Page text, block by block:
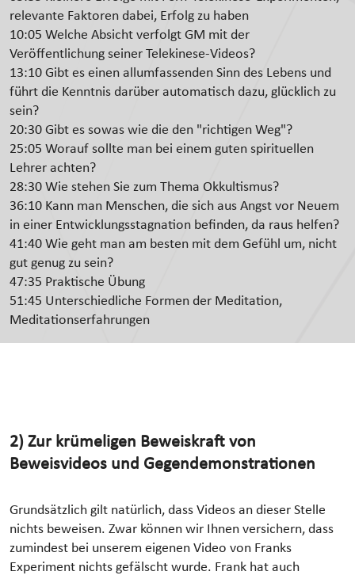
relevante Faktoren dabei, Erfolg zu haben
10:05 Welche Absicht verfolgt GM mit der
Veröffentlichung seiner Telekinese-Videos?
13:10 Gibt es einen allumfassenden Sinn des Lebens und
führt die Kenntnis darüber automatisch dazu, glücklich zu
sein?
20:30 Gibt es sowas wie die den "richtigen Weg"?
25:05 Worauf sollte man bei einem guten spirituellen
Lehrer achten?
28:30 Wie stehen Sie zum Thema Okkultismus?
36:10 Kann man Menschen, die sich aus Angst vor Neuem
in einer Entwicklungsstagnation befinden, da raus helfen?
41:40 Wie geht man am besten mit dem Gefühl um, nicht
gut genug zu sein?
47:35 Praktische Übung
51:45 Unterschiedliche Formen der Meditation,
Meditationserfahrungen
2) Zur krümeligen Beweiskraft von
Beweisvideos und Gegendemonstrationen
Grundsätzlich gilt natürlich, dass Videos an dieser Stelle
nichts beweisen. Zwar können wir Ihnen versichern, dass
zumindest bei unserem eigenen Video von Franks
Experiment nichts gefälscht wurde. Frank hat auch